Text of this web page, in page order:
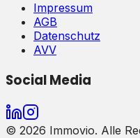
Impressum
AGB
Datenschutz
AVV
Social Media
© 2026 Immovio. Alle